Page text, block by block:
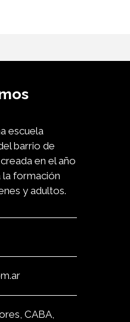
escuela
barrio de
en el año
la formación
y adultos.
CABA,